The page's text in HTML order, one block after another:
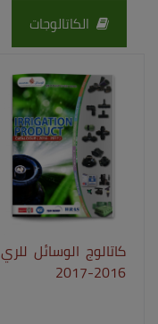
الكاتالوجات
كاتالوج الوسائل للري
2016-2017